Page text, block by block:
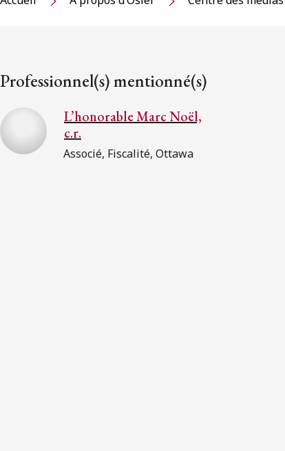
Professionnel(s) mentionné(s)
L’honorable Marc Noël,
c.r.
Associé, Fiscalité, Ottawa